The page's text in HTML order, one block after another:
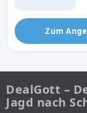
Zum
DealGott –
Jagd nach